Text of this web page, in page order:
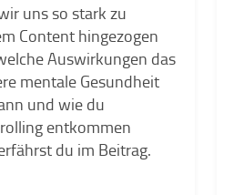
uns so stark zu
Content hingezogen
Auswirkungen das
mentale Gesundheit
und wie du
entkommen
du im Beitrag.